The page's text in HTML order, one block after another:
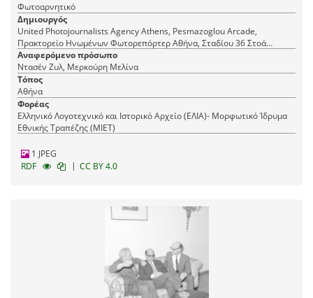
Φωτοαρνητικό
Δημιουργός
United Photojournalists Agency Athens, Pesmazoglou Arcade,
Πρακτορείο Ηνωμένων Φωτορεπόρτερ Αθήνα, Σταδίου 36 Στοά
Πεσμαζόγλου, τηλ. 22-348
Αναφερόμενο πρόσωπο
Ντασέν Ζυλ, Μερκούρη Μελίνα
Τόπος
Αθήνα
Φορέας
Ελληνικό Λογοτεχνικό και Ιστορικό Αρχείο (ΕΛΙΑ)- Μορφωτικό Ίδρυμα
Εθνικής Τραπέζης (ΜΙΕΤ)
1 JPEG
RDF
| CC BY 4.0